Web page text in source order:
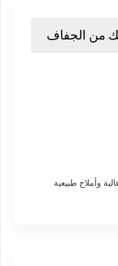
من الجفاف
وأملاح طبيعية